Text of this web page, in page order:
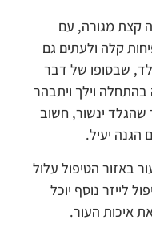
קצת מגורה, עם
קלה ולעתים גם
שבסופו של דבר
בהתחלה וילך ויתבהר
ינשור, חשוב
יעיל.
באזור הטיפול עלול
לייזר נוסף יוכל
איכות העור.